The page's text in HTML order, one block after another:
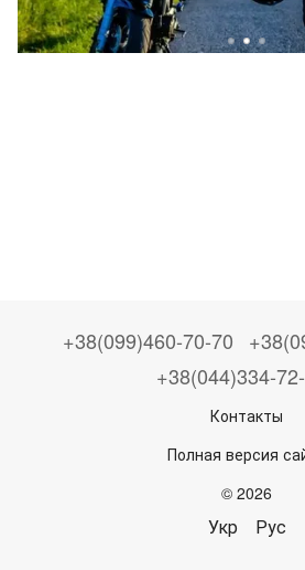
+38(099)460-70-70
+38(044)334-
Контакты
Полная версия
© 2026
Укр Рус